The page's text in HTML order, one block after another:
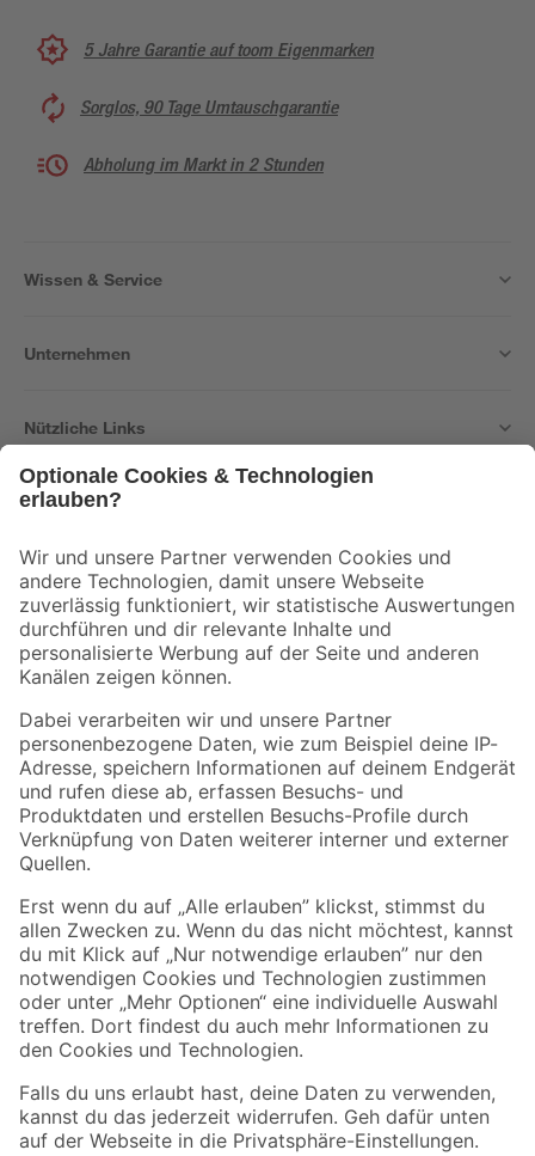
5 Jahre Garantie auf toom Eigenmarken
Sorglos, 90 Tage Umtauschgarantie
Abholung im Markt in 2 Stunden
Wissen & Service
Unternehmen
Nützliche Links
Der toom Newsletter: Keine Angebote und Aktionen mehr verpassen!
Zur Newsletter Anmeldung
Folge uns
Zahlungsarten Versandarten
Sicher einkaufen
Jetzt die toom-App herunterladen
Alle Preisangaben in EUR inkl. gesetzl. MwSt.. Die dargestellten Angebote sind unter
Umständen nicht in allen Märkten verfügbar. Die angegebenen Verfügbarkeiten beziehen